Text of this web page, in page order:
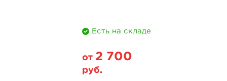
Есть на складе
от 2 700
руб.